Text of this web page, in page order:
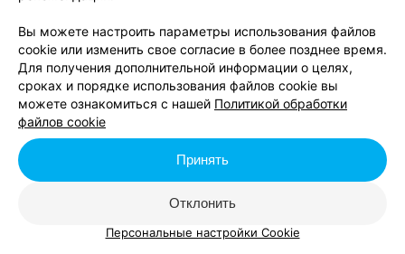
Вы можете настроить параметры использования файлов
cookie или изменить свое согласие в более позднее время.
Для получения дополнительной информации о целях,
сроках и порядке использования файлов cookie вы
можете ознакомиться с нашей Политикой обработки
файлов cookie
Отклонить
Принять
Персональные настройки Cookie